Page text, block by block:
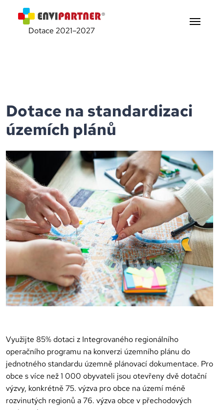
Dotace 2021–2027
Dotace na standardizaci
územích plánů
Využijte 85% dotaci z Integrovaného regionálního
operačního programu na konverzi územního plánu do
jednotného standardu územně plánovací dokumentace. Pro
obce s více než 1 000 obyvateli jsou otevřeny dvě dotační
výzvy, konkrétně 75. výzva pro obce na území méně
rozvinutých regionů a 76. výzva obce v přechodových